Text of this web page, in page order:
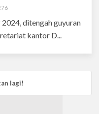
2024, ditengah guyuran
kantor D...
lagi!